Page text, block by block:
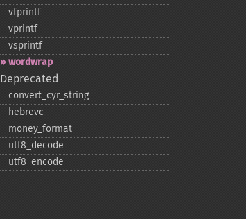
vfprintf
vprintf
vsprintf
wordwrap
Deprecated
convert_​cyr_​string
hebrevc
money_​format
utf8_​decode
utf8_​encode